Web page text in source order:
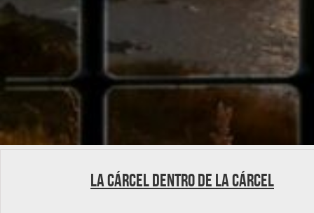
La cárcel dentro de la cárcel